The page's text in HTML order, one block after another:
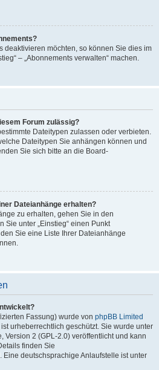
deaktivieren möchten, so können Sie dies im
– „Abonnements verwalten“ machen.
Forum zulässig?
Dateitypen zulassen oder verbieten.
Dateitypen Sie anhängen können und
Sie sich bitte an die Board-
Dateianhänge erhalten?
zu erhalten, gehen Sie in den
Sie unter „Einstieg“ einen Punkt
Sie eine Liste Ihrer Dateianhänge
Fassung) wurde von phpBB Limited
urheberrechtlich geschützt. Sie wurde unter
Version 2 (GPL-2.0) veröffentlicht und kann
finden Sie
. Eine deutschsprachige Anlaufstelle ist unter